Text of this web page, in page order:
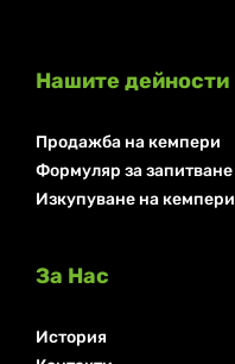
Нашите дейности
Продажба на кемпери
Формуляр за запитване
Изкупуване на кемпери
За Нас
История